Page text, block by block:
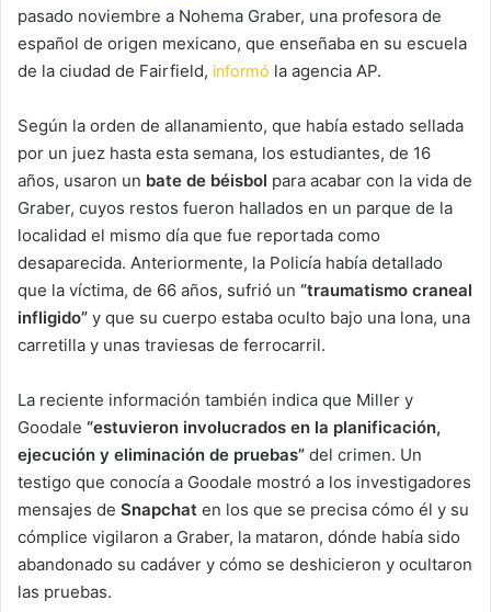
pasado noviembre a Nohema Graber, una profesora de
español de origen mexicano, que enseñaba en su escuela
de la ciudad de Fairfield, informó la agencia AP.
Según la orden de allanamiento, que había estado sellada
por un juez hasta esta semana, los estudiantes, de 16
años, usaron un bate de béisbol para acabar con la vida de
Graber, cuyos restos fueron hallados en un parque de la
localidad el mismo día que fue reportada como
desaparecida. Anteriormente, la Policía había detallado
que la víctima, de 66 años, sufrió un “traumatismo craneal
infligido” y que su cuerpo estaba oculto bajo una lona, una
carretilla y unas traviesas de ferrocarril.
La reciente información también indica que Miller y
Goodale “estuvieron involucrados en la planificación,
ejecución y eliminación de pruebas” del crimen. Un
testigo que conocía a Goodale mostró a los investigadores
mensajes de Snapchat en los que se precisa cómo él y su
cómplice vigilaron a Graber, la mataron, dónde había sido
abandonado su cadáver y cómo se deshicieron y ocultaron
las pruebas.